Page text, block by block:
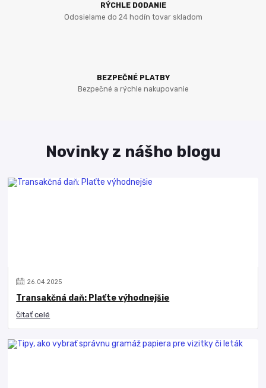
RÝCHLE DODANIE
Odosielame do 24 hodín tovar skladom
BEZPEČNÉ PLATBY
Bezpečné a rýchle nakupovanie
Novinky z nášho blogu
26.04.2025
Transakčná daň: Plaťte výhodnejšie
čítať celé